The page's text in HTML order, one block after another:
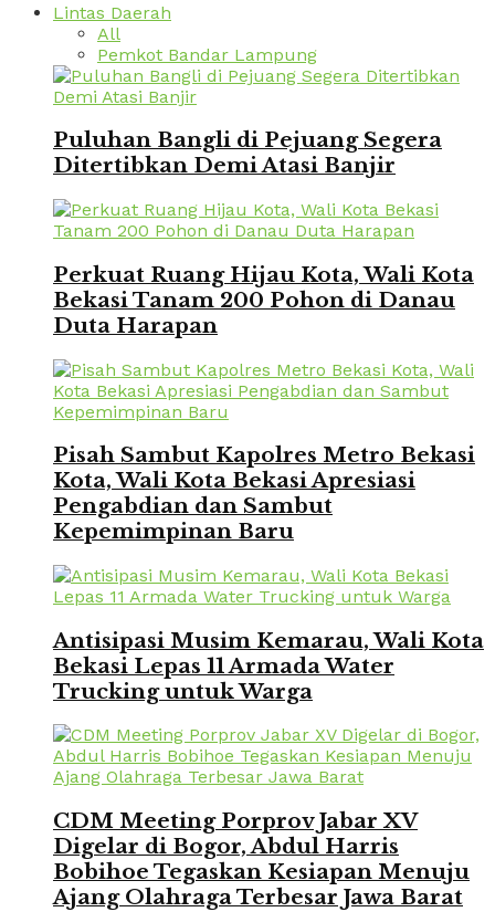
Lintas Daerah
All
Pemkot Bandar Lampung
Puluhan Bangli di Pejuang Segera
Ditertibkan Demi Atasi Banjir
Perkuat Ruang Hijau Kota, Wali Kota
Bekasi Tanam 200 Pohon di Danau
Duta Harapan
Pisah Sambut Kapolres Metro Bekasi
Kota, Wali Kota Bekasi Apresiasi
Pengabdian dan Sambut
Kepemimpinan Baru
Antisipasi Musim Kemarau, Wali Kota
Bekasi Lepas 11 Armada Water
Trucking untuk Warga
CDM Meeting Porprov Jabar XV
Digelar di Bogor, Abdul Harris
Bobihoe Tegaskan Kesiapan Menuju
Ajang Olahraga Terbesar Jawa Barat